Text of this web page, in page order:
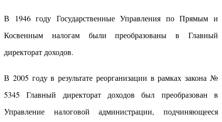
В 1946 году Государственные Управления по Прямым и
Косвенным налогам были преобразованы в Главный
директорат доходов.
В 2005 году в результате реорганизации в рамках закона №
5345 Главный директорат доходов был преобразован в
Управление налоговой администрации, подчиняющееся